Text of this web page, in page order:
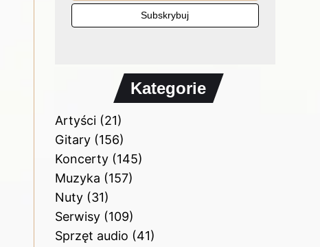
Kategorie
Artyści(21)
Gitary(156)
Koncerty(145)
Muzyka (157)
Nuty(31)
Serwisy(109)
Sprzęt audio (41)